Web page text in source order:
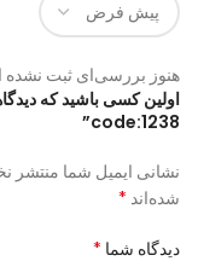
هنوز بررسی‌ای ثبت
اولین کسی باشید که
code:1238”
نشانی ایمیل شما منتشر
شده‌اند *
دیدگاه شما *